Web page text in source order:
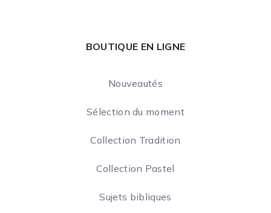
BOUTIQUE EN LIGNE
Nouveautés
Sélection du moment
Collection Tradition
Collection Pastel
Sujets bibliques